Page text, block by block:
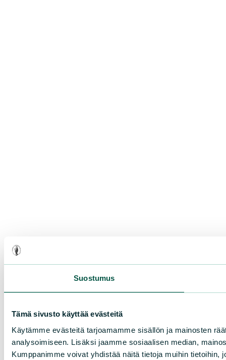
Suostumus
Tämä sivusto käyttää evästeitä
Käytämme evästeitä tarjoamamme sisällön ja mainosten
analysoimiseen. Lisäksi jaamme sosiaalisen median,
Kumppanimme voivat yhdistää näitä tietoja muihin tietoihin,